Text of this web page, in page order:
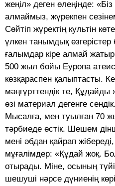
жеңіл» деген өлеңінде:
алмаймыз, жүрекпен
Сөйтіп жүректің культін
үлкен танымдық өзгерістер
ғалымдар кіре алмай
500 жыл бойы Еуропа
көзқараспен қалыптасты.
мәңгүрттендік те,
өзі материал дегенге
Мысалға, мен туылған 70
тәрбиеде өстік. Шешем
мені әбдан қайрап
мұғалімдер: «Құдай жоқ.
отырады. Міне, осының
шешуші нәрсе дүниенің